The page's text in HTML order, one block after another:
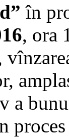
în
, ora
a